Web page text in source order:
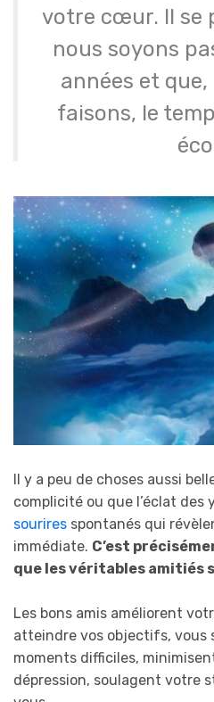
votre cœur. Il se
nous soyons
années et
faisons, le
Il y a peu de choses aussi
complicité ou que l’éclat des
sourires spontanés qui
immédiate. C’est
que les véritables amitiés
Les bons amis améliorent
atteindre vos objectifs, vous
moments difficiles,
dépression, soulagent votre